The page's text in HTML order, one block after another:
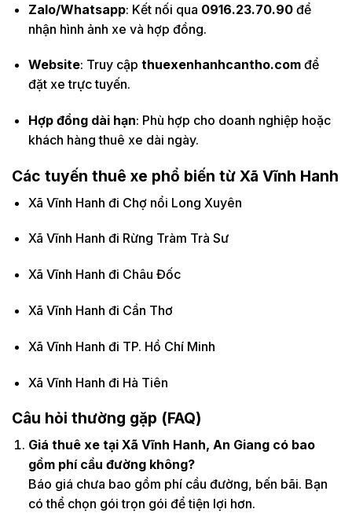
Zalo/Whatsapp: Kết nối qua 0916.23.70.90để
nhận hình ảnh xe và hợp đồng.
Website: Truy cập thuexenhanhcantho.comđể
đặt xe trực tuyến.
Hợp đồng dài hạn: Phù hợp cho doanh nghiệp hoặc
khách hàng thuê xe dài ngày.
Các tuyến thuê xe phổ biến từ Xã Vĩnh Hanh
Xã Vĩnh Hanh đi Chợ nổi Long Xuyên
Xã Vĩnh Hanh đi Rừng Tràm Trà Sư
Xã Vĩnh Hanh đi Châu Đốc
Xã Vĩnh Hanh đi Cần Thơ
Xã Vĩnh Hanh đi TP. Hồ Chí Minh
Xã Vĩnh Hanh đi Hà Tiên
Câu hỏi thường gặp (FAQ)
Giá thuê xe tại Xã Vĩnh Hanh, An Giang có bao
gồm phí cầu đường không?
Báo giá chưa bao gồm phí cầu đường, bến bãi. Bạn
có thể chọn gói trọn gói để tiện lợi hơn.